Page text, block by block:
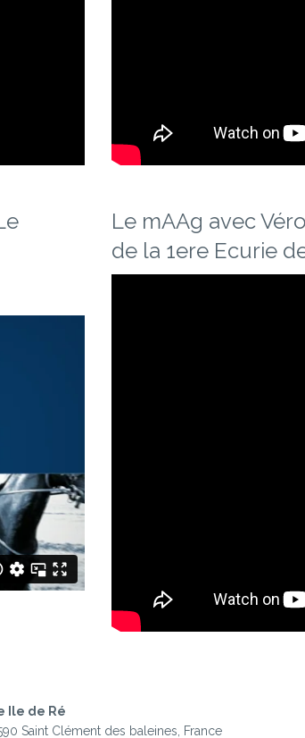
Le mAAg avec
de la 1ere Ecurie
Ile de Ré
Saint Clément des baleines, France